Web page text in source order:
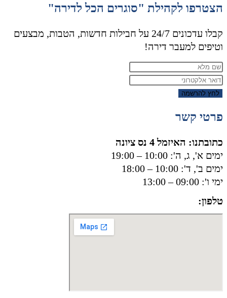
הצטרפו לקהילת "סוגרים הכל לדירה"
קבלו עדכונים 24/7 על חבילות חדשות, הטבות, מבצעים
וטיפים למעבר דירה!
לחץ להרשמה
פרטי קשר
כתובתנו: האיזמל 4 נס ציונה
ימים א', ג, ה': 10:00 – 19:00
ימים ב', ד': 10:00 – 18:00
ימי ו': 09:00 – 13:00
טלפון: